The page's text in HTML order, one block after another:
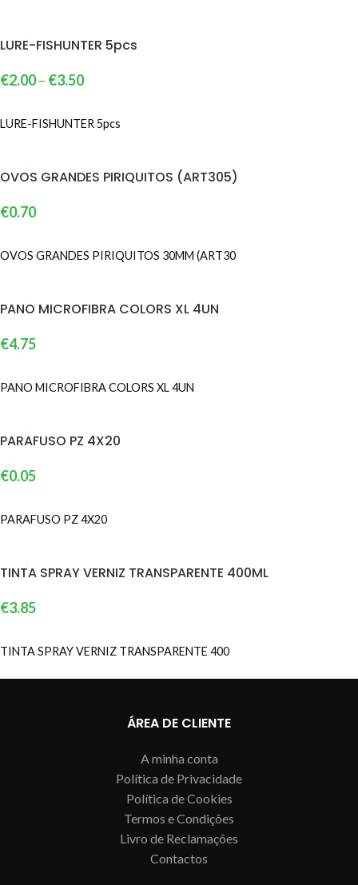
LURE-FISHUNTER 5pcs
€2.00– €3.50
LURE-FISHUNTER 5pcs
OVOS GRANDES PIRIQUITOS (ART305)
€0.70
OVOS GRANDES PIRIQUITOS 30MM (ART30
PANO MICROFIBRA COLORS XL 4UN
€4.75
PANO MICROFIBRA COLORS XL 4UN
PARAFUSO PZ 4X20
€0.05
PARAFUSO PZ 4X20
TINTA SPRAY VERNIZ TRANSPARENTE 400ML
€3.85
TINTA SPRAY VERNIZ TRANSPARENTE 400
ÁREA DE CLIENTE
A minha conta
Política de Privacidade
Política de Cookies
Termos e Condições
Livro de Reclamações
Contactos